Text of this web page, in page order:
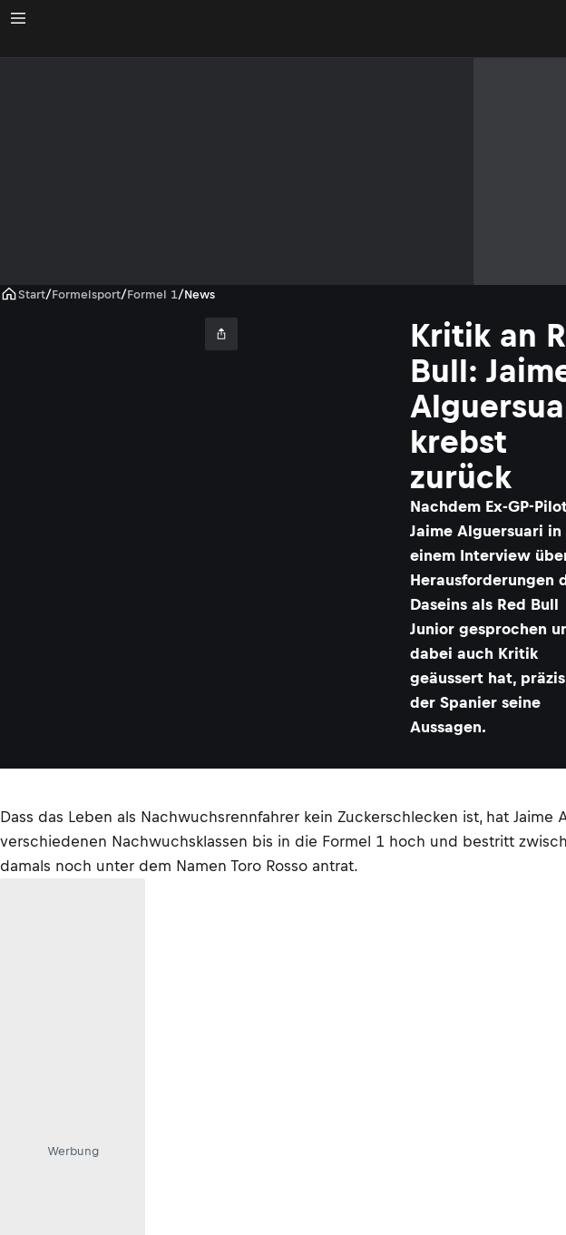
Start/Formelsport/Formel 1/News
Kritik an
Bull:
krebst
zurück
Nachdem Ex-GP-
Jaime Alguersuari in
einem Interview
Herausforderungen
Daseins als Red Bull
Junior gesprochen
dabei auch Kritik
geäussert hat,
der Spanier seine
Aussagen.
Dass das Leben als Nachwuchsrennfahrer kein Zuckerschlecken ist, hat
verschiedenen Nachwuchsklassen bis in die Formel 1 hoch und bestritt
damals noch unter dem Namen Toro Rosso antrat.
Werbung